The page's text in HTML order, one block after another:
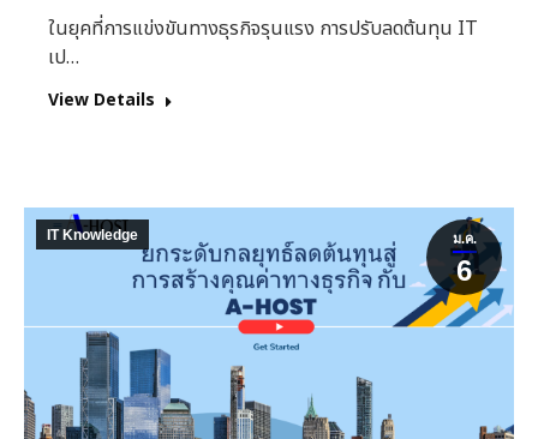
ในยุคที่การแข่งขันทางธุรกิจรุนแรง การปรับลดต้นทุน IT
เป…
View Details
ม.ค.
6
IT Knowledge